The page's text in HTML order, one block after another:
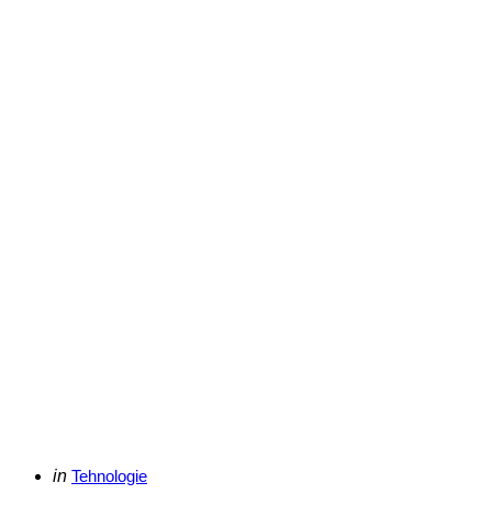
Categories
Posted
in Tehnologie